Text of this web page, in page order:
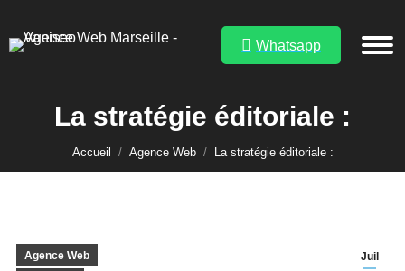
Whatsapp
La stratégie éditoriale :
Vous êtes ici :
Accueil Agence Web La stratégie éditoriale :
Juil
Agence Web